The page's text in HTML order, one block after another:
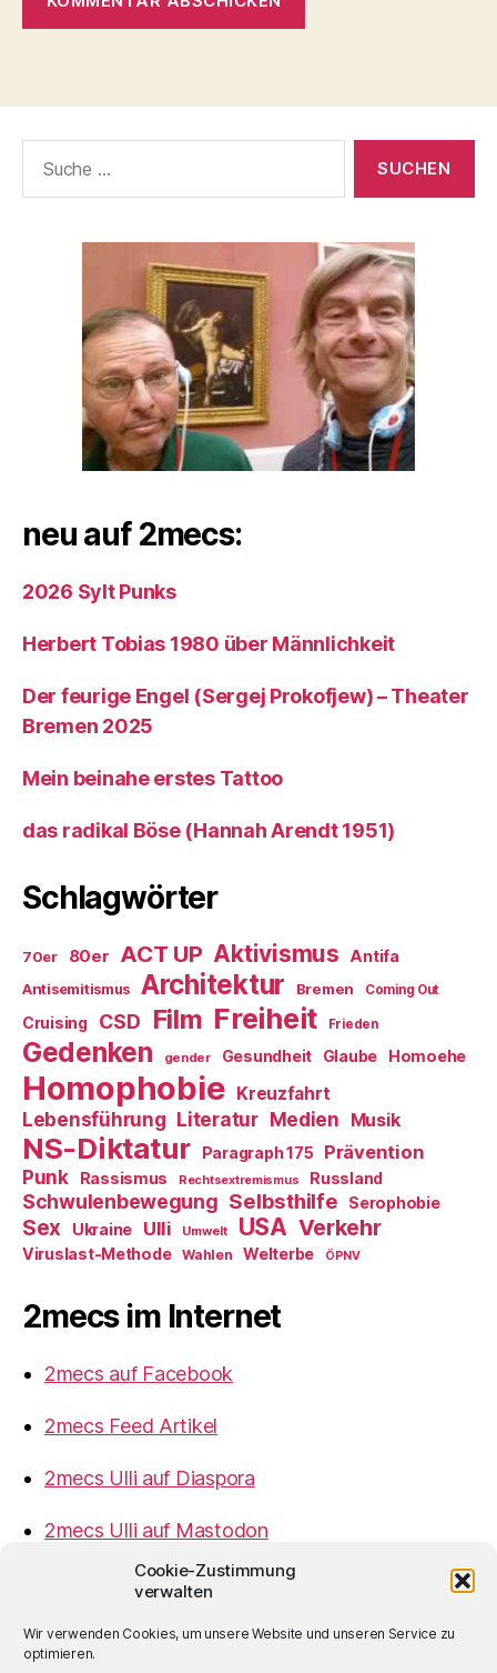
Cookie-Zustimmung
verwalten
Wir verwenden Cookies, um unsere Website und unseren Service zu
optimieren.
nach:
neu auf 2mecs:
2026 Sylt Punks
Herbert Tobias 1980 über Männlichkeit
Der feurige Engel (Sergej Prokofjew) – Theater
Bremen 2025
Mein beinahe erstes Tattoo
das radikal Böse (Hannah Arendt 1951)
Schlagwörter
70er 80er ACT UP Aktivismus Antifa
Antisemitismus Architektur Bremen Coming Out
Cruising CSD Film Freiheit Frieden
Gedenken gender Gesundheit Glaube Homoehe
Homophobie Kreuzfahrt
Lebensführung Literatur Medien Musik
NS-Diktatur Paragraph 175
Prävention
Punk
Rassismus Rechtsextremismus Russland
Schwulenbewegung Selbsthilfe Serophobie
Sex Ukraine Ulli Umwelt USA Verkehr
Viruslast-Methode Wahlen Welterbe ÖPNV
2mecs im Internet
2mecs auf Facebook
2mecs Feed Artikel
2mecs Ulli auf Diaspora
2mecs Ulli auf Mastodon
Datenschutzerklärung